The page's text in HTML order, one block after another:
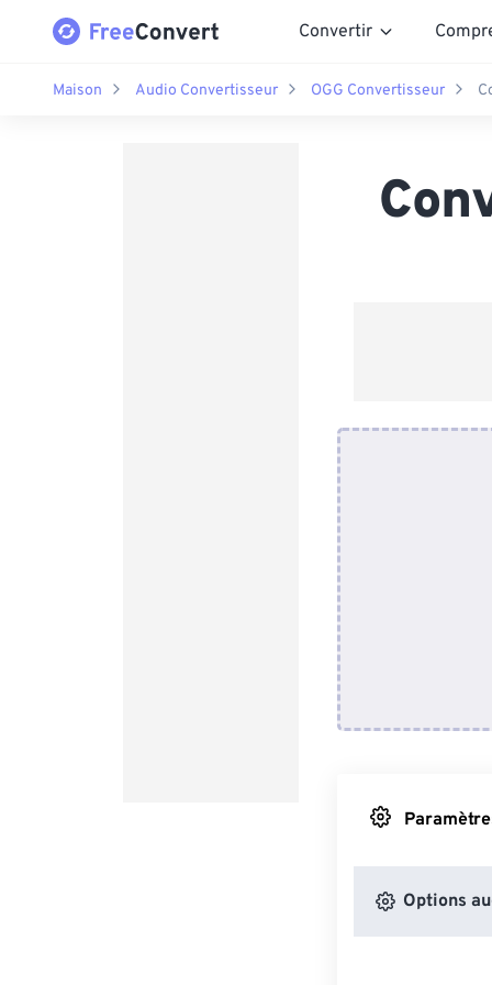
Convertir
Maison Audio Convertisseur OGG Convertisseur
Options